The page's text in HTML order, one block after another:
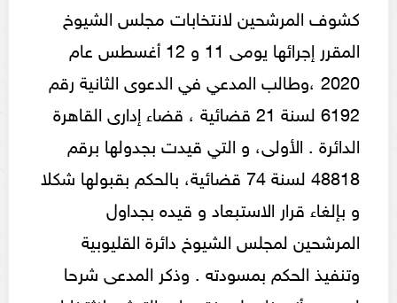
كشوف المرشحين لانتخابات مجلس الشيوخ
المقرر إجرائها يومى 11 و 12 أغسطس عام
2020 ،وطالب المدعي في الدعوى الثانية رقم
6192 لسنة 21 قضائية ، قضاء إدارى القاهرة
الدائرة . الأولى، و التي قيدت بجدولها برقم
48818 لسنة 74 قضائية، بالحكم بقبولها شكلا
و بإلغاء قرار الاستبعاد و قيده بجداول
المرشحين لمجلس الشيوخ دائرة القليوبية
وتنفيذ الحكم بمسودته . وذكر المدعى شرحا